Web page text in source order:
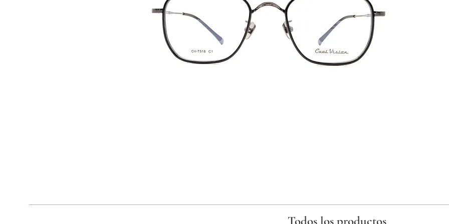
Todos los productos